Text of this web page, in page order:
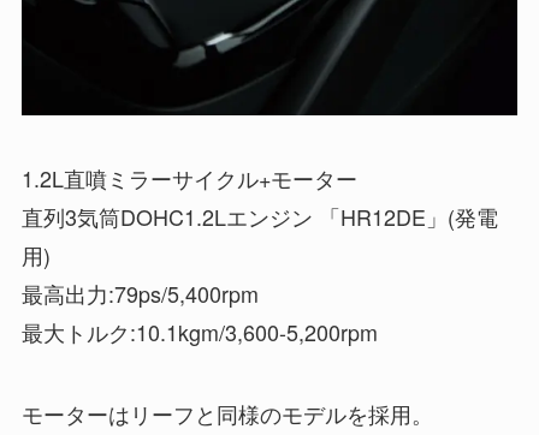
1.2L直噴ミラーサイクル+モーター
直列3気筒DOHC1.2Lエンジン 「HR12DE」(発電
用)
最高出力:79ps/5,400rpm
最大トルク:10.1kgm/3,600-5,200rpm
モーターはリーフと同様のモデルを採用。